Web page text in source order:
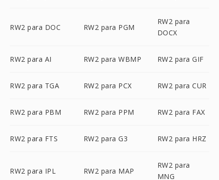
RW2 para DOC RW2 para PGM
RW2 para
DOCX
RW2 para AI RW2 para WBMP RW2 para GIF
RW2 para TGA RW2 para PCX RW2 para CUR
RW2 para PBM RW2 para PPM RW2 para FAX
RW2 para FTS RW2 para G3 RW2 para HRZ
RW2 para IPL RW2 para MAP
RW2 para
MNG